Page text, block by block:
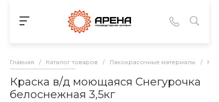
Главная / Каталог товаров / Лакокрасочные материалы /
Краска в/д моющаяся Снегурочка
белоснежная 3,5кг